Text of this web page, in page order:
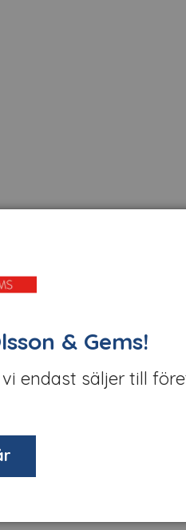
inom inredning och
& Gems!
endast säljer till